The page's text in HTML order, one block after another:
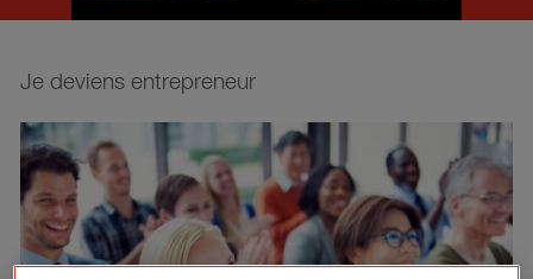
Je deviens entrepreneur